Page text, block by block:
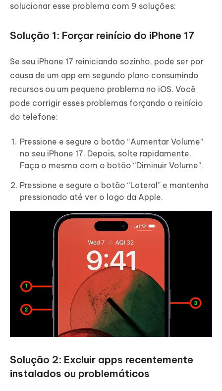
solucionar esse problema com 9 soluções:
Solução 1: Forçar reinício do iPhone 17
Se seu iPhone 17 reiniciando sozinho, pode ser por
causa de um app em segundo plano consumindo
recursos ou um pequeno problema no iOS. Você
pode corrigir esses problemas forçando o reinício
do telefone:
Pressione e segure o botão “Aumentar Volume”
no seu iPhone 17. Depois, solte rapidamente.
Faça o mesmo com o botão “Diminuir Volume”.
Pressione e segure o botão “Lateral” e mantenha
pressionado até ver o logo da Apple.
Solução 2: Excluir apps recentemente
instalados ou problemáticos